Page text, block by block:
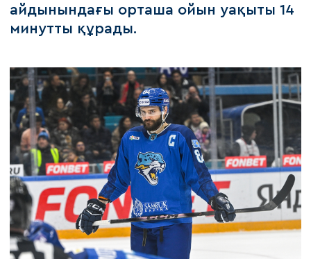
айдынындағы орташа ойын уақыты 14
минутты құрады.